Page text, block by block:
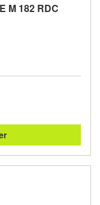
M 182 RDC